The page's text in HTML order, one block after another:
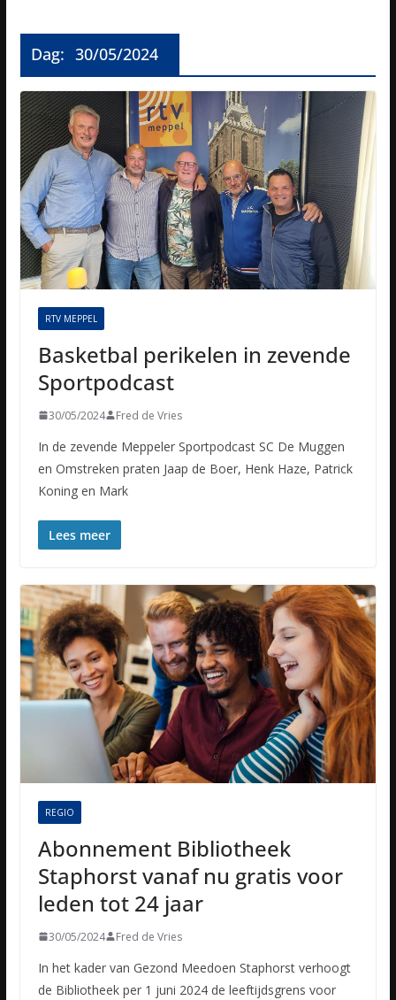
Dag: 30/05/2024
RTV MEPPEL
Basketbal perikelen in zevende
Sportpodcast
30/05/2024 Fred de Vries
In de zevende Meppeler Sportpodcast SC De Muggen
en Omstreken praten Jaap de Boer, Henk Haze, Patrick
Koning en Mark
Lees meer
REGIO
Abonnement Bibliotheek
Staphorst vanaf nu gratis voor
leden tot 24 jaar
30/05/2024 Fred de Vries
In het kader van Gezond Meedoen Staphorst verhoogt
de Bibliotheek per 1 juni 2024 de leeftijdsgrens voor